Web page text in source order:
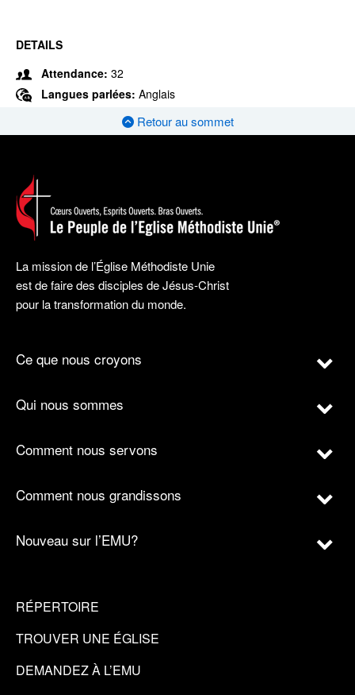
DETAILS
Attendance: 32
Langues parlées: Anglais
Retour au sommet
La mission de l’Église Méthodiste Unie
est de faire des disciples de Jésus-Christ
pour la transformation du monde.
Ce que nous croyons
Qui nous sommes
Comment nous servons
Comment nous grandissons
Nouveau sur l’EMU?
RÉPERTOIRE
TROUVER UNE ÉGLISE
DEMANDEZ À L’EMU